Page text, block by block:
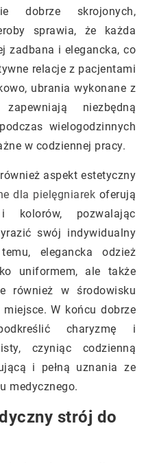
dobrze skrojonych,
sprawia, że każda
zadbana i elegancka, co
relacje z pacjentami
ubrania wykonane z
niezbędną
wielogodzinnych
w codziennej pracy.
aspekt estetyczny
dla pielęgniarek oferują
pozwalając
swój indywidualny
elegancka odzież
uniformem, ale także
również w środowisku
W końcu dobrze
charyzmę i
czyniąc codzienną
i pełną uznania ze
medycznego.
strój do